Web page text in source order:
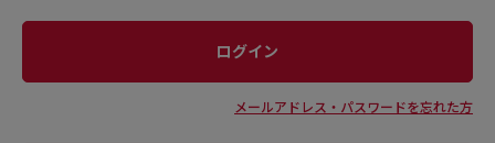
メールアドレス・パスワードを忘れた方